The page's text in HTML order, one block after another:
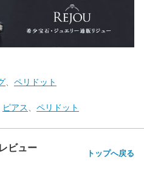
ペリドット
ピアス ペリドット
ビュー トップへ戻る